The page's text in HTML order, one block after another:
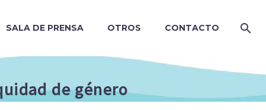
SALA DE PRENSA OTROS CONTACTO
de género